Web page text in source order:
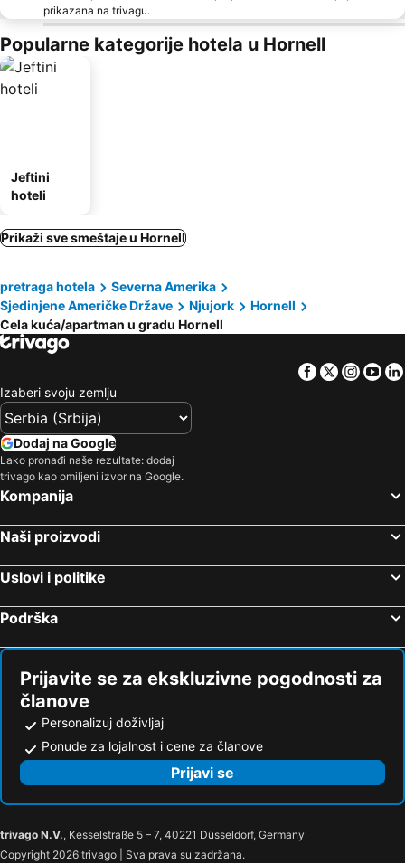
prikazana na trivagu.
Popularne kategorije hotela u Hornell
Jeftini
hoteli
Prikaži sve smeštaje u Hornell
pretraga hotela
Severna Amerika
Sjedinjene Američke Države
Njujork
Hornell
Cela kuća/apartman u gradu Hornell
Facebook
Twitter
Izaberi svoju zemlju
Dodaj na Google
Lako pronađi naše rezultate: dodaj
trivago kao omiljeni izvor na Google.
Kompanija
Naši proizvodi
Uslovi i politike
Podrška
Prijavite se za ekskluzivne pogodnosti za
članove
Personalizuj doživljaj
Ponude za lojalnost i cene za članove
Prijavi se
trivago N.V., Kesselstraße 5 – 7, 40221 Düsseldorf, Germany
Copyright 2026 trivago | Sva prava su zadržana.